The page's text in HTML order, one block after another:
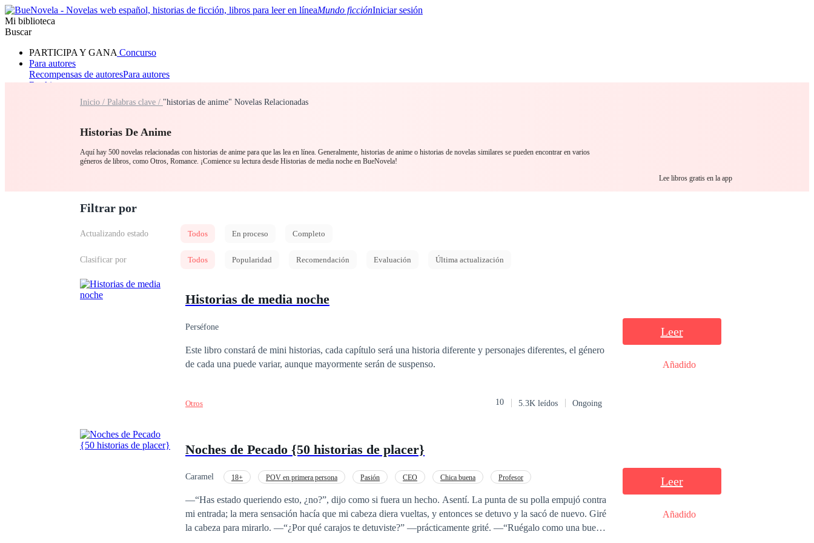
Mundo ficciónIniciar sesión
Mi biblioteca
Buscar
PARTICIPA Y GANA Concurso
Para autores
Recompensas de autoresPara autores
Ranking
RomanceHombre lobo MafiaSistema
Inicio / Palabras clave / "historias de anime" Novelas Relacionadas
Historias De Anime
Aquí hay 500 novelas relacionadas con historias de anime para que las lea en línea. Generalmente, historias de anime o historias de novelas similares se pueden encontrar en varios
géneros de libros, como Otros, Romance. ¡Comience su lectura desde Historias de media noche en BueNovela!
Lee libros gratis en la app
Filtrar por
Actualizando estado Todos En proceso Completo
Clasificar por Todos Popularidad Recomendación Evaluación Última actualización
Historias de media noche
Perséfone
Este libro constará de mini historias, cada capítulo será una historia diferente y personajes diferentes, el género
de cada una puede variar, aunque mayormente serán de suspenso.
Otros 10 5.3K leídos Ongoing
Leer
Añadido
Noches de Pecado {50 historias de placer}
Caramel 18+ POV en primera persona Pasión CEO Chica buena
Profesor
—“Has estado queriendo esto, ¿no?”, dijo como si fuera un hecho. Asentí. La punta de su polla empujó contra
mi entrada; la mera sensación hacía que mi cabeza diera vueltas, y entonces se detuvo y la sacó de nuevo. Giré
la cabeza para mirarlo. —“¿Por qué carajos te detuviste?” —prácticamente grité. —“Ruégalo como una buena
Leer
Añadido